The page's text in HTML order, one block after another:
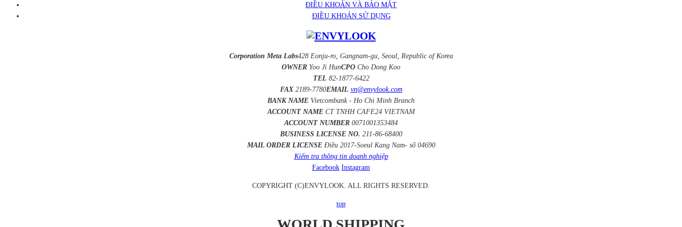
ĐIỀU KHOẢN VÀ BẢO MẬT
ĐIỀU KHOẢN SỬ DỤNG
Corporation Meta Labs428 Eonju-ro, Gangnam-gu, Seoul, Republic of Korea
OWNER Yoo Ji HunCPO Cho Dong Koo
TEL 82-1877-6422
FAX2189-7780EMAIL vn@envylook.com
BANK NAME Vietcombank - Ho Chi Minh Branch
ACCOUNT NAME CT TNHH CAFE24 VIETNAM
ACCOUNT NUMBER 0071001353484
BUSINESS LICENSE NO. 211-86-68400
MAIL ORDER LICENSE Điều 2017-Soeul Kang Nam- số 04690
Kiểm tra thông tin doanh nghiệp
Facebook Instagram
COPYRIGHT (C)ENVYLOOK. ALL RIGHTS RESERVED.
top